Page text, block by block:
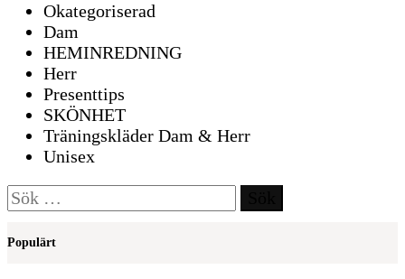
Okategoriserad
Dam
HEMINREDNING
Herr
Presenttips
SKÖNHET
Träningskläder Dam & Herr
Unisex
Sök
efter:
Populärt